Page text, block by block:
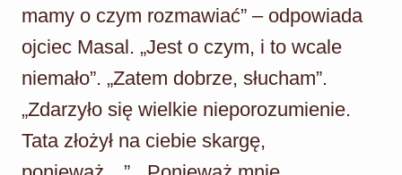
mamy o czym rozmawiać” – odpowiada
ojciec Masal. „Jest o czym, i to wcale
niemało”. „Zatem dobrze, słucham”.
„Zdarzyło się wielkie nieporozumienie.
Tata złożył na ciebie skargę,